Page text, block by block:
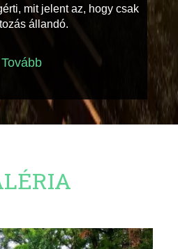
mit jelent az, hogy csak
állandó.
Tovább